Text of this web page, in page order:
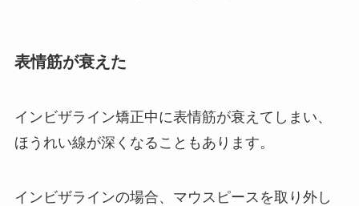
表情筋が衰えた
インビザライン矯正中に表情筋が衰えてしまい、
ほうれい線が深くなることもあります。
インビザラインの場合、マウスピースを取り外し